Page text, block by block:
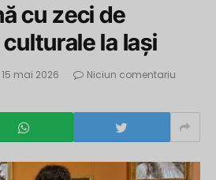
cu zeci de
la Iași
15 mai 2026
Niciun comentariu